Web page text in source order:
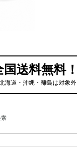
国送料無料！
海道・沖縄・離島は対象外
索